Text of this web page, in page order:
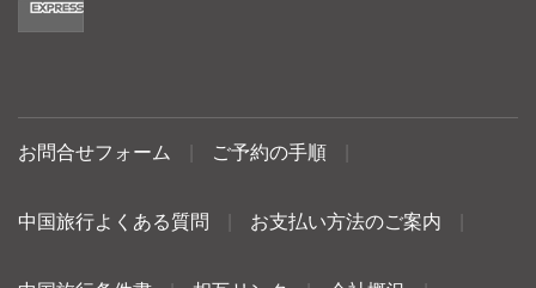
お問合せフォーム ご予約の手順
中国旅行よくある質問 お支払い方法のご案内